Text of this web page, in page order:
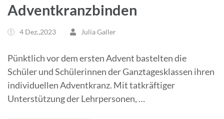
Adventkranzbinden
4 Dez.,2023 Julia Galler
Pünktlich vor dem ersten Advent bastelten die
Schüler und Schülerinnen der Ganztagesklassen ihren
individuellen Adventkranz. Mit tatkräftiger
Unterstützung der Lehrpersonen, …